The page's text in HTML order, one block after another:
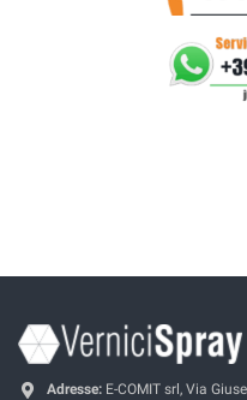
Adresse: E-COMIT srl, Via